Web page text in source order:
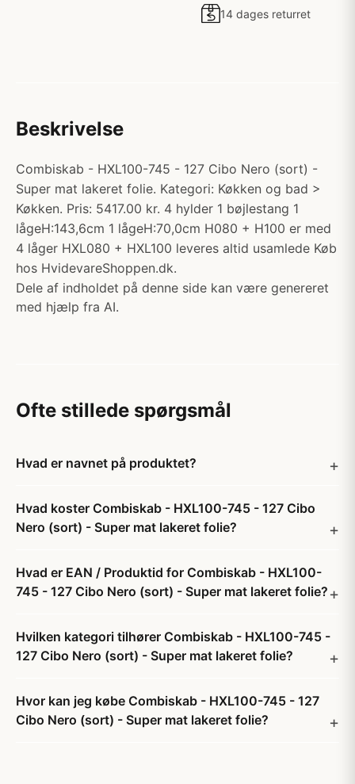
14 dages returret
Beskrivelse
Combiskab - HXL100-745 - 127 Cibo Nero (sort) -
Super mat lakeret folie. Kategori: Køkken og bad >
Køkken. Pris: 5417.00 kr. 4 hylder 1 bøjlestang 1
lågeH:143,6cm 1 lågeH:70,0cm H080 + H100 er med
4 låger HXL080 + HXL100 leveres altid usamlede Køb
hos HvidevareShoppen.dk.
Dele af indholdet på denne side kan være genereret
med hjælp fra AI.
Ofte stillede spørgsmål
Hvad er navnet på produktet?
Hvad koster Combiskab - HXL100-745 - 127 Cibo
Nero (sort) - Super mat lakeret folie?
Hvad er EAN / Produktid for Combiskab - HXL100-
745 - 127 Cibo Nero (sort) - Super mat lakeret folie?
Hvilken kategori tilhører Combiskab - HXL100-745 -
127 Cibo Nero (sort) - Super mat lakeret folie?
Hvor kan jeg købe Combiskab - HXL100-745 - 127
Cibo Nero (sort) - Super mat lakeret folie?